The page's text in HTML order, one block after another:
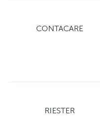
CONTACARE
RIESTER